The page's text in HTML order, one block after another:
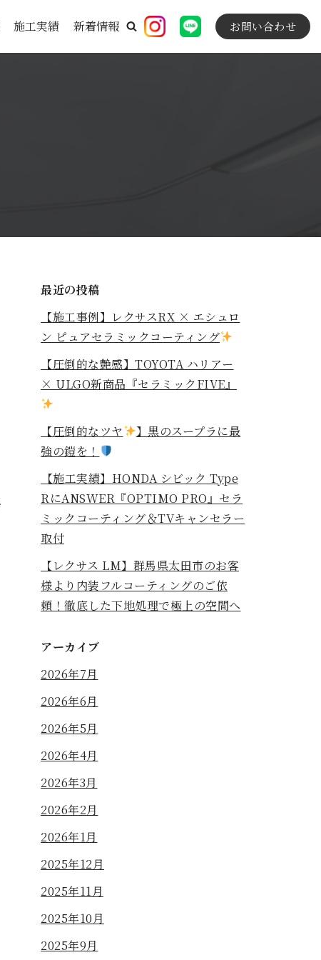
施工実績 新着情報 お問い合わせ
最近の投稿
【施工事例】レクサスRX × エシュロ
ン ピュアセラミックコーティング
【圧倒的な艶感】TOYOTA ハリアー
× ULGO新商品『セラミックFIVE』
【圧倒的なツヤ
】黒のスープラに最
強の鎧を！
⁡【施工実績】HONDA シビック Type
RにANSWER『OPTIMO PRO』セラ
ミックコーティング＆TVキャンセラー
取付
【レクサス LM】群馬県太田市のお客
様より内装フルコーティングのご依
頼！徹底した下地処理で極上の空間へ
アーカイブ
2026年7月
2026年6月
2026年5月
2026年4月
2026年3月
2026年2月
2026年1月
2025年12月
2025年11月
2025年10月
2025年9月